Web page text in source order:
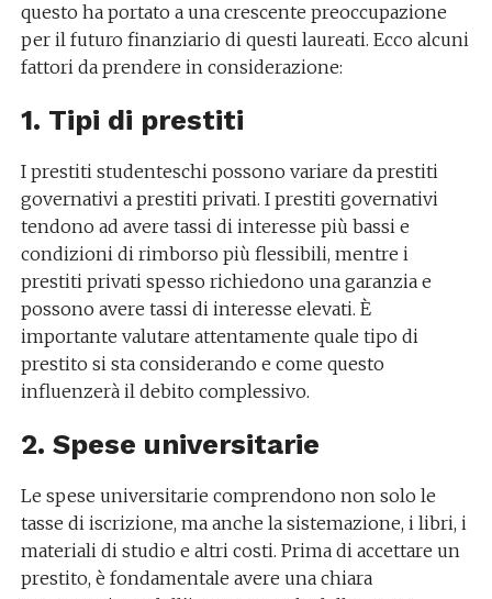
questo ha portato a una crescente preoccupazione
per il futuro finanziario di questi laureati. Ecco alcuni
fattori da prendere in considerazione:
1. Tipi di prestiti
I prestiti studenteschi possono variare da prestiti
governativi a prestiti privati. I prestiti governativi
tendono ad avere tassi di interesse più bassi e
condizioni di rimborso più flessibili, mentre i
prestiti privati spesso richiedono una garanzia e
possono avere tassi di interesse elevati. È
importante valutare attentamente quale tipo di
prestito si sta considerando e come questo
influenzerà il debito complessivo.
2. Spese universitarie
Le spese universitarie comprendono non solo le
tasse di iscrizione, ma anche la sistemazione, i libri, i
materiali di studio e altri costi. Prima di accettare un
prestito, è fondamentale avere una chiara